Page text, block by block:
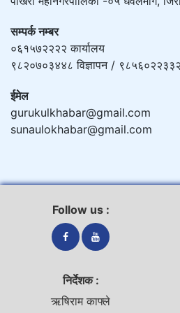
सम्पर्क नम्बर
०६१५७२२२२ कार्यालय
९८२०७०३४४८ विज्ञापन /
ईमेल
gurukulkhabar@gmail.com
sunaulokhabar@gmail.com
Follow us :
निर्देशक :
ऋषिराम काफ्ले